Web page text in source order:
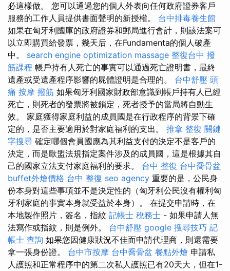
必這樣做。 您可以通過您的個人外表向任何政府證券客戶
服務的工作人員提供書面聲明的新授權。 台中排毒養生館
如果在匈牙利國庫的政府證券和郵局進行會計，則該法案可
以立即購買給發票，幾天后，在Fundamenta的個人破產
中。 search engine optimization massage 整復台中 撥
筋課程 帳戶持有人死亡的事實可以通過死亡證明書，最終
遺產或受遺產程序影響的屍體證明是合理的。 台中舒壓 頭
痛 按摩 撥筋 如果匈牙利國家財政部意識到帳戶持有人已經
死亡，則死者的發票將被鎖定，死者授予的當局將自動生
效。 家庭獲得家庭利益的成員國是在行政程序的背景下確
定的，是否主要適用於對家庭福利的支出。 推拿 整復 關鍵
字搜尋 確定哪個會員國應為其利益支付的決定不是客戶的
決定，而是歐盟法規指定案件涉及的成員國，這是根據其自
己的國家立法支付家庭福利的要求。 台中 整復 台中喬骨盆
buffet外燴價格 台中 整復 seo agency 重要的是，公民身
份本身對這些事項並不是決定性的（匈牙利公民沒有權利匈
牙利家庭的事實本身就受益於本身）。 在提交申請時，在
本地製作照片，簽名，指紋 記帳士 稅務士 - 如果申請人無
法寫作或指紋，則是例外。 台中舒壓 google 搜尋技巧 記
帳士 查詢 如果您因健康狀況不佳而申請代理商，則還需要
拿一張身份證。 台中市按摩 台中喬骨盆 餐點外燴 申請私
人護照和正常程序中的第二次私人護照已有20天大，但在1-